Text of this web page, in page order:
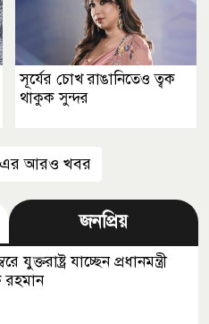
সূর্যের চোখ রাঙানিতেও ত্বক
থাকুক সুন্দর
এর আরও খবর
জনপ্রিয়
যুক্তরাষ্ট্র যাচ্ছেন প্রধানমন্ত্রী
রহমান